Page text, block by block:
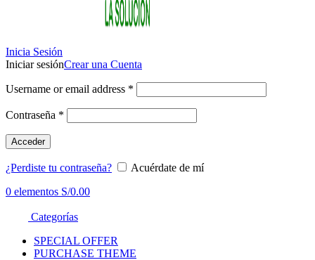
Inicia Sesión
Iniciar sesiónCrear una Cuenta
Username or email address *
Contraseña *
Acceder
¿Perdiste tu contraseña?
Acuérdate de mí
0 elementos S/0.00
Categorías
SPECIAL OFFER
PURCHASE THEME